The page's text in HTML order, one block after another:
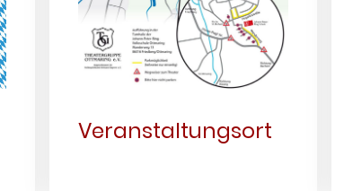
Veranstaltungsort